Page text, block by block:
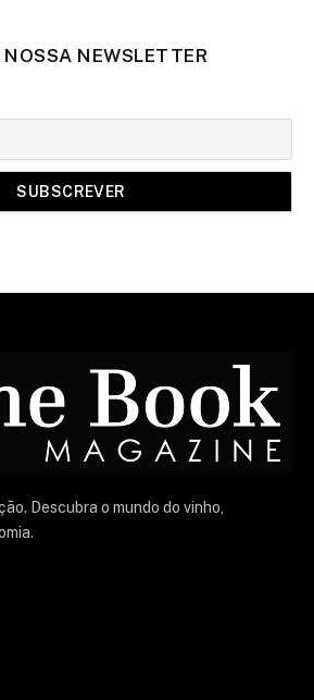
NOSSA NEWSLETTER
Descubra o mundo do vinho,